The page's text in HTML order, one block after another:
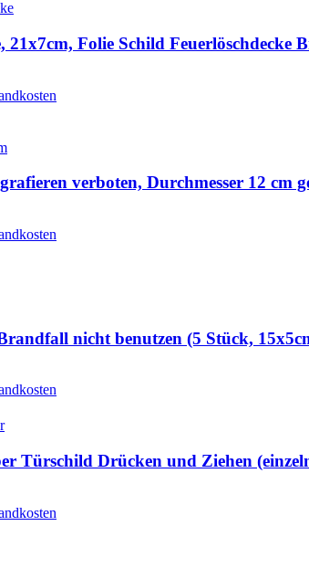
21x7cm, Folie Schild Feuerlöschdecke
verboten, Durchmesser 12 cm
nicht benutzen (5 Stück,
Türschild Drücken und Ziehen